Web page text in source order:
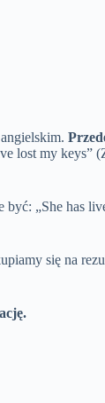
lost my keys”
być: „She has
się na